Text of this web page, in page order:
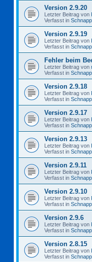
Version 2.9.20
Letzter Beitrag von
Verfasst in
Version 2.9.19
Letzter Beitrag von
Verfasst in
Fehler beim
Letzter Beitrag von
Verfasst in
Version 2.9.18
Letzter Beitrag von
Verfasst in
Version 2.9.17
Letzter Beitrag von
Verfasst in
Version 2.9.13
Letzter Beitrag von
Verfasst in
Version 2.9.11
Letzter Beitrag von
Verfasst in
Version 2.9.10
Letzter Beitrag von
Verfasst in
Version 2.9.6
Letzter Beitrag von
Verfasst in
Version 2.8.15
Letzter Beitrag von
Verfasst in